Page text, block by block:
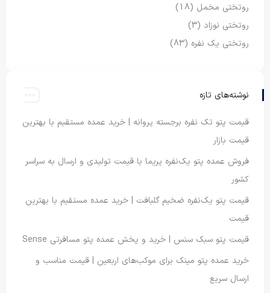
روتختی مخمل (18)
روتختی نوزاد (3)
روتختی یک نفره (83)
نوشته‌های تازه
قیمت پتو تک نفره برجسته پروانه | خرید عمده مستقیم با بهترین
قیمت بازار
فروش عمده پتو یک‌نفره پریما با قیمت تولیدی و ارسال به سراسر
کشور
قیمت پتو یک‌نفره ضخیم گلبافت | خرید عمده مستقیم با بهترین
قیمت
قیمت پتو سبک سنس | خرید و پخش عمده پتو مسافرتی Sense
خرید عمده پتو مینک برای موکب‌های اربعین | قیمت مناسب و
ارسال سریع